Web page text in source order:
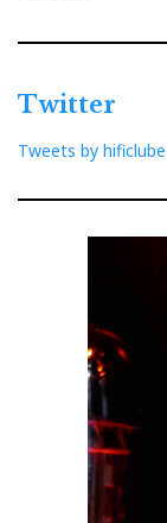
Twitter
Tweets by hificlube